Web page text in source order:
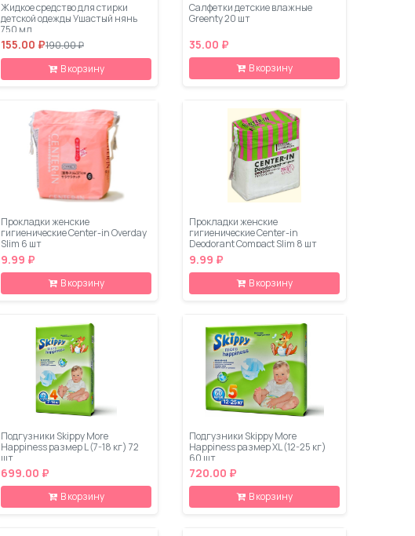
Жидкое средство для стирки
детской одежды Ушастый нянь
750 мл
155.00 ₽190.00 ₽
В корзину
Салфетки детские влажные
Greenty 20 шт
35.00 ₽
В корзину
Прокладки женские
гигиенические Center-in Overday
Slim 6 шт
9.99 ₽
В корзину
Прокладки женские
гигиенические Center-in
Deodorant Compact Slim 8 шт
9.99 ₽
В корзину
Подгузники Skippy More
Happiness размер L (7-18 кг) 72
шт
699.00 ₽
В корзину
Подгузники Skippy More
Happiness размер XL (12-25 кг)
60 шт
720.00 ₽
В корзину